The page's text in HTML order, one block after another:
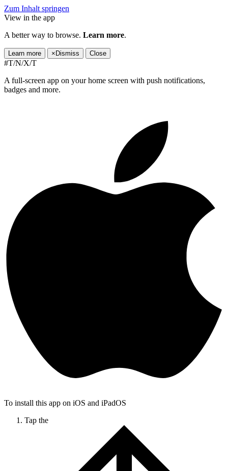
Zum Inhalt springen
View in the app
A better way to browse. Learn more.
Learn more × Dismiss Close
#T/N/X/T
A full-screen app on your home screen with push notifications,
badges and more.
To install this app on iOS and iPadOS
Tap the